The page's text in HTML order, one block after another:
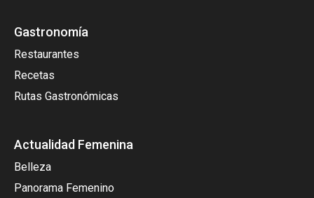
Gastronomía
Restaurantes
Recetas
Rutas Gastronómicas
Actualidad Femenina
Belleza
Panorama Femenino